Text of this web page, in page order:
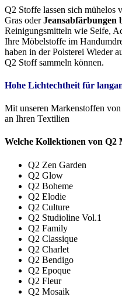
Q2 Stoffe lassen sich mühelos
Gras oderJeansabfärbungen
Reinigungsmitteln wie Seife,
Ihre Möbelstoffe im
haben in der Polsterei Wieder
Q2 Stoff sammeln können.
Hohe Lichtechtheit für
Mit unseren Markenstoffen
an Ihren Textilien
Welche Kollektionen von Q2
Q2 Zen Garden
Q2 Glow
Q2 Boheme
Q2 Elodie
Q2 Culture
Q2 Studioline Vol.1
Q2 Family
Q2 Classique
Q2 Charlet
Q2 Bendigo
Q2 Epoque
Q2 Fleur
Q2 Mosaik